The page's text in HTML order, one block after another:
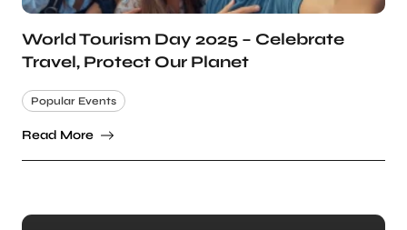
World Tourism Day 2025 – Celebrate
Travel, Protect Our Planet
Popular Events
Read More